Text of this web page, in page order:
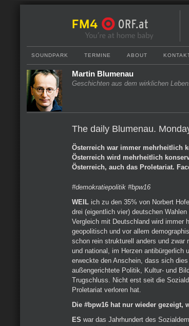
SOUNDPARK TERMINE ABOUT
Martin Blumenau
Geschichten aus dem wirklichen Leben.
The daily Blumenau.
Österreich war immer mehrheitlich
Österreich wird mehrheitlich
Österreich, auch das Proletariat.
#demokratiepolitik #bpw16
WEIL ich zu den 35% von Norbert
drei (eigentlich vier) deutschen
Vergleich mit Deutschland wird immer
geopolitisch und vor allem
schon rein strukturell anders und zwar
und national, im Herzen antibürgerlich
erweckte den Anschein, dass sich
außengerichtete Politik, Kultur- und
Trugschluss. Nicht erst seit die
Proletariat verloren hat.
Die #bpw16 hat nur wieder gezeigt,
ES war das Jahrhundert des